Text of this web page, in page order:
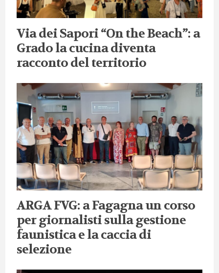
Via dei Sapori “On the Beach”: a
Grado la cucina diventa
racconto del territorio
ARGA FVG: a Fagagna un corso
per giornalisti sulla gestione
faunistica e la caccia di
selezione